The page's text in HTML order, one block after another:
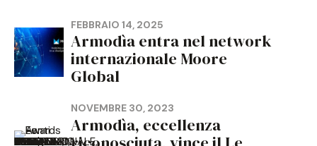
FEBBRAIO 14, 2025
Armodìa entra nel network
internazionale Moore
Global
NOVEMBRE 30, 2023
Armodìa, eccellenza